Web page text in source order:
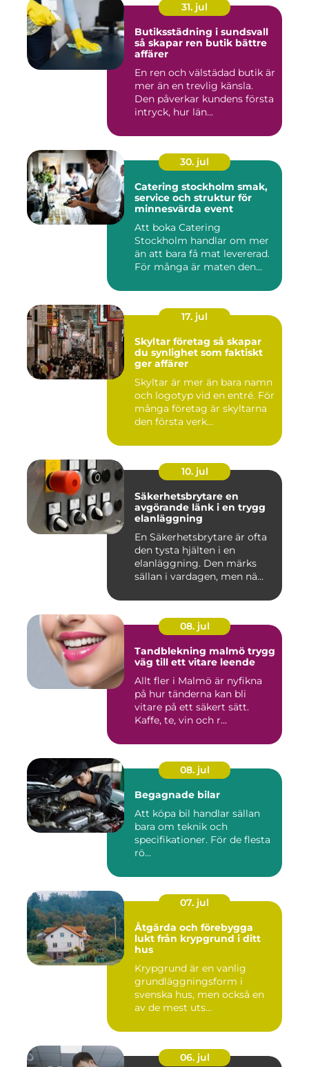
31. jul
Butiksstädning i sundsvall
så skapar ren butik bättre
affärer
En ren och välstädad butik är
mer än en trevlig känsla.
Den påverkar kundens första
intryck, hur län...
30. jul
Catering stockholm smak,
service och struktur för
minnesvärda event
Att boka Catering
Stockholm handlar om mer
än att bara få mat levererad.
För många är maten den
17. jul
Skyltar företag så skapar
du synlighet som faktiskt
ger affärer
Skyltar är mer än bara namn
och logotyp vid en entré. För
många företag är skyltarna
den första verk...
10. jul
Säkerhetsbrytare en
avgörande länk i en trygg
elanläggning
En Säkerhetsbrytare är ofta
den tysta hjälten i en
elanläggning. Den märks
sällan i vardagen, men nä...
08. jul
Tandblekning malmö trygg
väg till ett vitare leende
Allt fler i Malmö är nyfikna
på hur tänderna kan bli
vitare på ett säkert sätt.
Kaffe, te, vin och r...
08. jul
Begagnade bilar
Att köpa bil handlar sällan
bara om teknik och
specifikationer. För de flesta
rö...
07. jul
Åtgärda och förebygga
lukt från krypgrund i ditt
hus
Krypgrund är en vanlig
grundläggningsform i
svenska hus, men också en
av de mest uts...
06. jul